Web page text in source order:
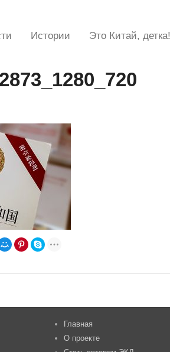
Истории Это Китай, детка!
Главная
О проекте